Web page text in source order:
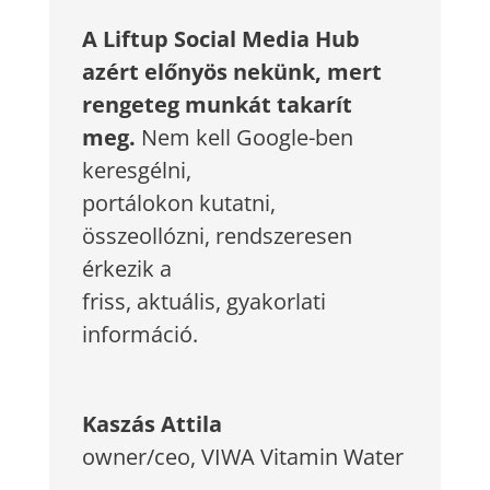
A Liftup Social Media Hub
azért előnyös nekünk, mert
rengeteg munkát takarít
meg. Nem kell Google-ben
keresgélni,
portálokon kutatni,
összeollózni, rendszeresen
érkezik a
friss, aktuális, gyakorlati
információ.
Kaszás Attila
owner/ceo, VIWA Vitamin Water